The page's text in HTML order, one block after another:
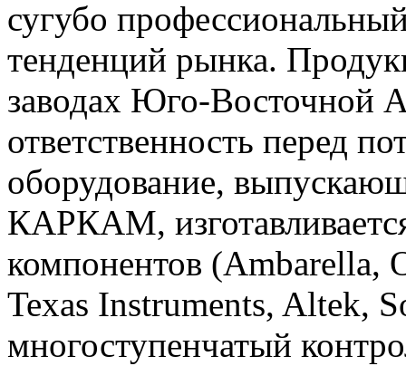
сугубо
тенденций рынка.
заводах Юго-Восточной
ответственность перед
оборудование,
КАРКАМ,
компонентов
Texas Instruments, Altek,
многоступенчатый